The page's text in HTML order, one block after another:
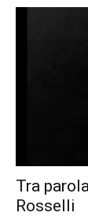
Tra
Rosselli